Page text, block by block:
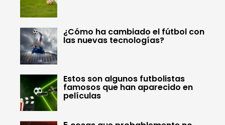
¿Cómo ha cambiado el fútbol con
las nuevas tecnologías?
Estos son algunos futbolistas
famosos que han aparecido en
películas